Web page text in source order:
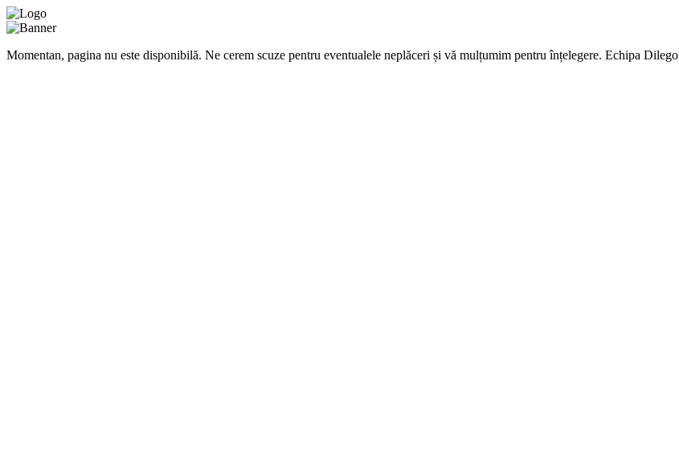
Momentan, pagina nu este disponibilă. Ne cerem scuze pentru eventualele neplăceri și vă mulțumim pentru înțelegere. Echipa Dilego